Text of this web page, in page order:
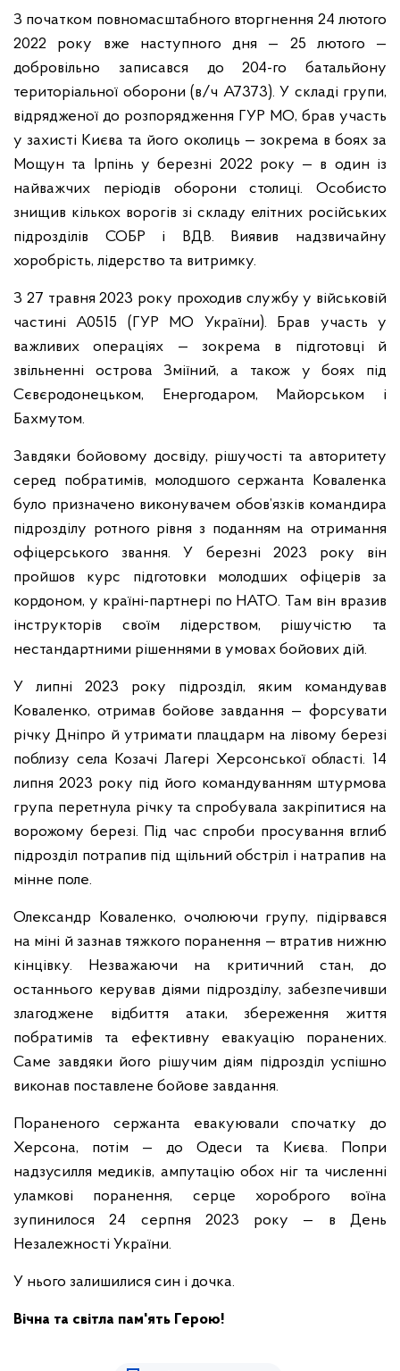
З початком повномасштабного вторгнення 24 лютого
2022 року вже наступного дня — 25 лютого —
добровільно записався до 204-го батальйону
територіальної оборони (в/ч А7373). У складі групи,
відрядженої до розпорядження ГУР МО, брав участь
у захисті Києва та його околиць — зокрема в боях за
Мощун та Ірпінь у березні 2022 року — в один із
найважчих періодів оборони столиці. Особисто
знищив кількох ворогів зі складу елітних російських
підрозділів СОБР і ВДВ. Виявив надзвичайну
хоробрість, лідерство та витримку.
З 27 травня 2023 року проходив службу у військовій
частині А0515 (ГУР МО України). Брав участь у
важливих операціях — зокрема в підготовці й
звільненні острова Зміїний, а також у боях під
Сєвєродонецьком, Енергодаром, Майорськом і
Бахмутом.
Завдяки бойовому досвіду, рішучості та авторитету
серед побратимів, молодшого сержанта Коваленка
було призначено виконувачем обов’язків командира
підрозділу ротного рівня з поданням на отримання
офіцерського звання. У березні 2023 року він
пройшов курс підготовки молодших офіцерів за
кордоном, у країні-партнері по НАТО. Там він вразив
інструкторів своїм лідерством, рішучістю та
нестандартними рішеннями в умовах бойових дій.
У липні 2023 року підрозділ, яким командував
Коваленко, отримав бойове завдання — форсувати
річку Дніпро й утримати плацдарм на лівому березі
поблизу села Козачі Лагері Херсонської області. 14
липня 2023 року під його командуванням штурмова
група перетнула річку та спробувала закріпитися на
ворожому березі. Під час спроби просування вглиб
підрозділ потрапив під щільний обстріл і натрапив на
мінне поле.
Олександр Коваленко, очолюючи групу, підірвався
на міні й зазнав тяжкого поранення — втратив нижню
кінцівку. Незважаючи на критичний стан, до
останнього керував діями підрозділу, забезпечивши
злагоджене відбиття атаки, збереження життя
побратимів та ефективну евакуацію поранених.
Саме завдяки його рішучим діям підрозділ успішно
виконав поставлене бойове завдання.
Пораненого сержанта евакуювали спочатку до
Херсона, потім — до Одеси та Києва. Попри
надзусилля медиків, ампутацію обох ніг та численні
уламкові поранення, серце хороброго воїна
зупинилося 24 серпня 2023 року — в День
Незалежності України.
У нього залишилися син і дочка.
Вічна та світла пам'ять Герою!